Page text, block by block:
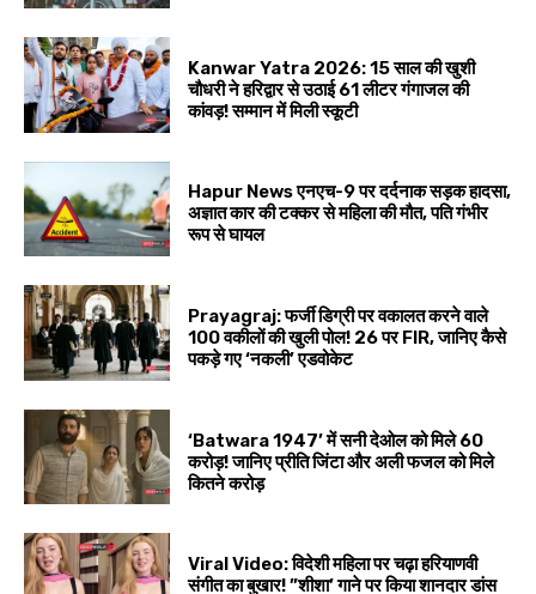
Kanwar Yatra 2026: 15 साल की खुशी
चौधरी ने हरिद्वार से उठाई 61 लीटर गंगाजल की
कांवड़! सम्मान में मिली स्कूटी
Hapur News एनएच-9 पर दर्दनाक सड़क हादसा,
अज्ञात कार की टक्कर से महिला की मौत, पति गंभीर
रूप से घायल
Prayagraj: फर्जी डिग्री पर वकालत करने वाले
100 वकीलों की खुली पोल! 26 पर FIR, जानिए कैसे
पकड़े गए ‘नकली’ एडवोकेट
‘Batwara 1947’ में सनी देओल को मिले ₹60
करोड़! जानिए प्रीति जिंटा और अली फजल को मिले
कितने करोड़
Viral Video: विदेशी महिला पर चढ़ा हरियाणवी
संगीत का बुखार! ”शीशा’ गाने पर किया शानदार डांस